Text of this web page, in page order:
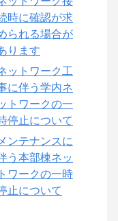
時に確認が求
られる場合が
ります
ットワーク工
に伴う学内ネ
トワークの一
停止について
ンテナンスに
う本部棟ネッ
トワークの一時
止について